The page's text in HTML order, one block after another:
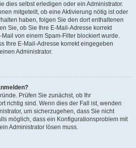
dies selbst erledigen oder ein Administrator.
mitgeteilt, ob eine Aktivierung nötig ist oder
haben, folgen Sie den dort enthaltenen
Sie, ob Sie Ihre E-Mail-Adresse korrekt
von einem Spam-Filter blockiert wurde.
Ihre E-Mail-Adresse korrekt eingegeben
Administrator.
Prüfen Sie zunächst, ob Ihr
richtig sind. Wenn dies der Fall ist, wenden
um sicherzugehen, dass Sie nicht
möglich, dass ein Konfigurationsproblem mit
Administrator lösen muss.